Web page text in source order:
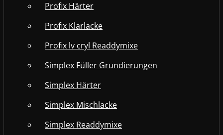
Profix Härter
Profix Klarlacke
Profix lv cryl Readdymixe
Simplex Füller Grundierungen
Simplex Härter
Simplex Mischlacke
Simplex Readdymixe